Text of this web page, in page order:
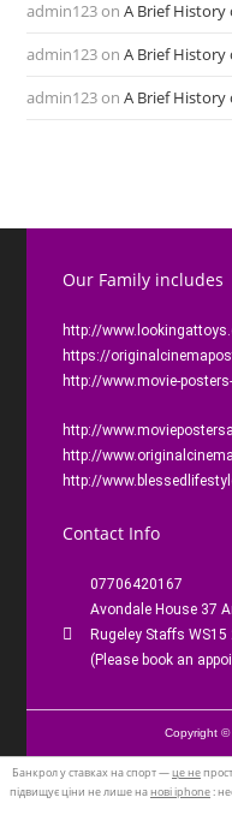
admin123onA Brief History
admin123onA Brief History
admin123onA Brief History
Our Family includes
http://
https://
http://www.movie-
http://
http://
http://
Contact Info
07706420167
Avondale House 37
Rugeley Staffs WS15
(Please book an
Copyright ©
Банкрол у ставках на спорт —це не
підвищує ціни не лише нанові iphone: